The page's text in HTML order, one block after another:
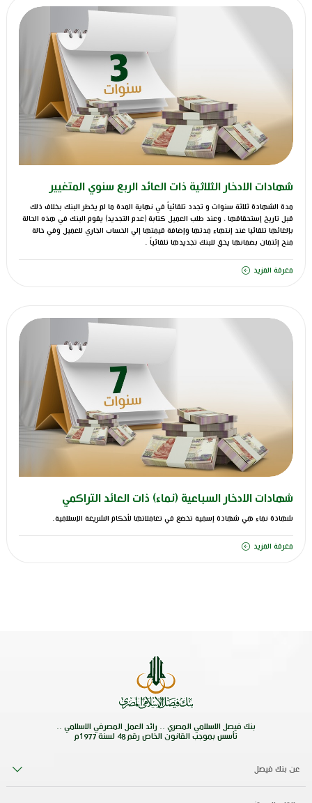
شهادات الادخار الثلاثية ذات العائد الربع سنوي المتغيير
مدة الشهادة ثلاثة سنوات و تجدد تلقائياً في نهاية المدة ما لم يخطر البنك بخلاف ذلك
قبل تاريخ إستحقاقها ، وعند طلب العميل كتابة (عدم التجديد) يقوم البنك في هذه الحالة
بإلغائها تلقائيا عند إنتهاء مدتها وإضافة قيمتها إلي الحساب الجاري للعميل وفي حالة
منح إئتمان بضمانها يحق للبنك تجديدها تلقائياً .
معرفة المزيد
شهادات الادخار السباعية (نماء) ذات العائد التراكمي
شهادة نماء هي شهادة إسمية تخضع في تعاملاتها لأحكام الشريعة الإسلامية.
معرفة المزيد
بنك فيصل الاسلامي المصري .. رائد العمل المصرفي الاسلامي ..
تأسس بموجب القانون الخاص رقم 48 لسنة 1977م
عن بنك فيصل